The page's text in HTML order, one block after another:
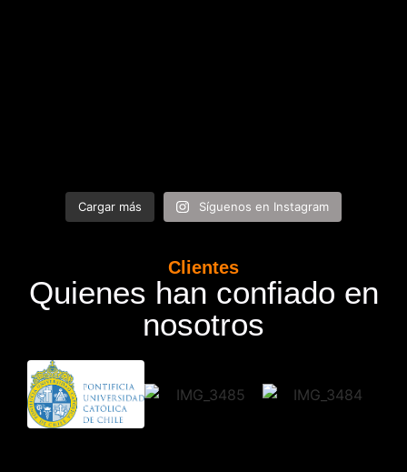
Cargar más Síguenos en Instagram
Clientes
Quienes han confiado en
nosotros